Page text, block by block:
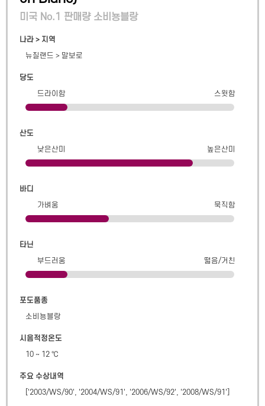
미국 No.1 판매량 소비뇽블랑
나라 > 지역
뉴질랜드 > 말보로
당도
드라이함
스윗함
산도
낮은산미
높은산미
바디
가벼움
묵직함
타닌
부드러움
떫음/거친
포도품종
소비뇽블랑
시음적정온도
10 ~ 12 ℃
주요 수상내역
['2003/WS/90', '2004/WS/91', '2006/WS/92', '2008/WS/91']